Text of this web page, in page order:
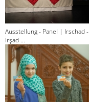
Ausstellung - Panel | Irschad -
İrşad ...